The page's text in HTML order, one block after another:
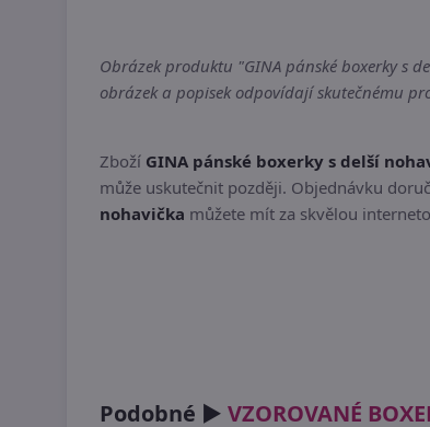
Obrázek produktu "GINA pánské boxerky s
obrázek a popisek odpovídají skutečnému
Zboží GINA pánské boxerky s delší
může uskutečnit později. Objednávku
nohavička můžete mít za skvělou
Podobné ► VZOROVANÉ